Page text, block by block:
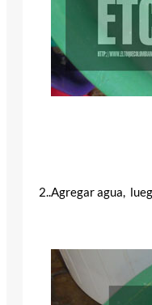
2..Agregar agua,